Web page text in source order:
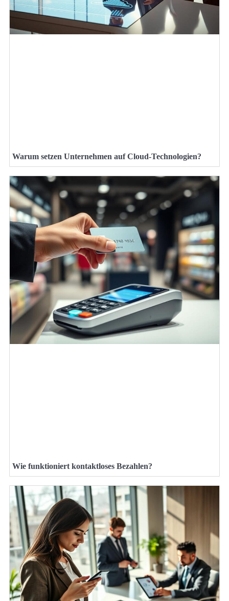
Warum setzen Unternehmen auf Cloud-Technologien?
Wie funktioniert kontaktloses Bezahlen?